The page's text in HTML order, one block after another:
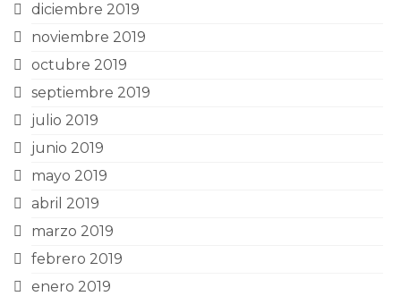
diciembre 2019
noviembre 2019
octubre 2019
septiembre 2019
julio 2019
junio 2019
mayo 2019
abril 2019
marzo 2019
febrero 2019
enero 2019